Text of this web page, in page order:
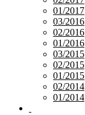
01/2017
03/2016
02/2016
01/2016
03/2015
02/2015
01/2015
02/2014
01/2014